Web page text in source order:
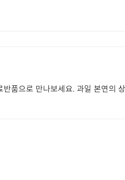
품으로 만나보세요. 과일 본연의